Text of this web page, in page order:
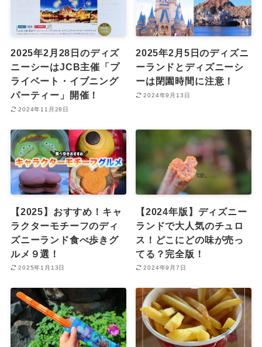
2025年2月28日のディズ
ニーシーはJCB主催「プ
ライベート・イブニング
パーティー」開催！
2024年11月28日
2025年2月5日のディズニ
ーランドとディズニーシ
ーは閉園時間に注意！
2024年9月13日
【2025】おすすめ！キャ
ラクターモチーフのディ
ズニーランド食べ歩きグ
ルメ９選！
2025年1月13日
【2024年版】ディズニー
ランドで大人気のチュロ
ス！どこにどの味が売っ
てる？完全版！
2024年9月7日